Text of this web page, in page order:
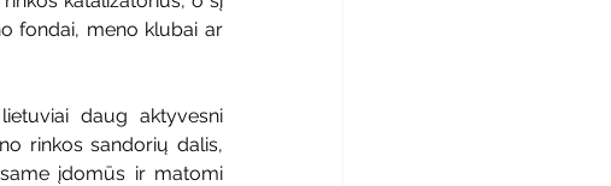
fondai, meno klubai ar
daug aktyvesni
rinkos sandorių dalis,
įdomūs ir matomi